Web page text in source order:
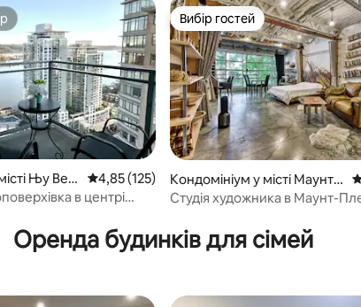
101
Њу Вес
Середня оцінка: 4,85 з 5, відгуки: 125
4,85 (125)
в центрі
Вибір гостей
Вибір гостей
Кондомініум у місті Маунт-
Плезант
Студія художника в Маунт-
Оренда будинків для сімей